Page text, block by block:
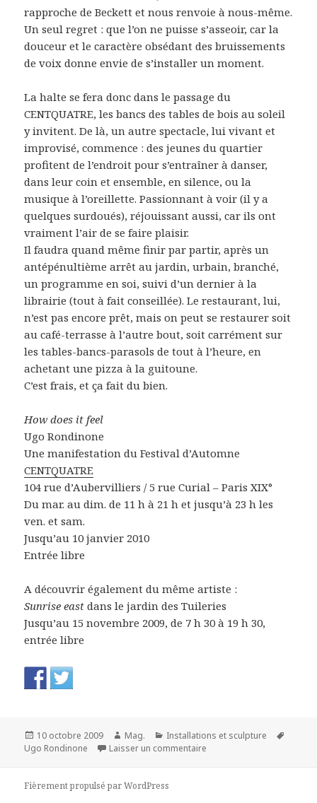
rapproche de Beckett et nous renvoie à nous-même.
Un seul regret : que l’on ne puisse s’asseoir, car la
douceur et le caractère obsédant des bruissements
de voix donne envie de s’installer un moment.
La halte se fera donc dans le passage du
CENTQUATRE, les bancs des tables de bois au soleil
y invitent. De là, un autre spectacle, lui vivant et
improvisé, commence : des jeunes du quartier
profitent de l’endroit pour s’entraîner à danser,
dans leur coin et ensemble, en silence, ou la
musique à l’oreillette. Passionnant à voir (il y a
quelques surdoués), réjouissant aussi, car ils ont
vraiment l’air de se faire plaisir.
Il faudra quand même finir par partir, après un
antépénultième arrêt au jardin, urbain, branché,
un programme en soi, suivi d’un dernier à la
librairie (tout à fait conseillée). Le restaurant, lui,
n’est pas encore prêt, mais on peut se restaurer soit
au café-terrasse à l’autre bout, soit carrément sur
les tables-bancs-parasols de tout à l’heure, en
achetant une pizza à la guitoune.
C’est frais, et ça fait du bien.
How does it feel
Ugo Rondinone
Une manifestation du Festival d’Automne
CENTQUATRE
104 rue d’Aubervilliers / 5 rue Curial – Paris XIX°
Du mar. au dim. de 11 h à 21 h et jusqu’à 23 h les
ven. et sam.
Jusqu’au 10 janvier 2010
Entrée libre
A découvrir également du même artiste :
Sunrise east dans le jardin des Tuileries
Jusqu’au 15 novembre 2009, de 7 h 30 à 19 h 30,
entrée libre
Publié
le
10 octobre 2009 Auteur
Mag. Catégories
Installations et sculpture
Ugo Rondinone Laisser un commentaire
Fièrement propulsé par WordPress